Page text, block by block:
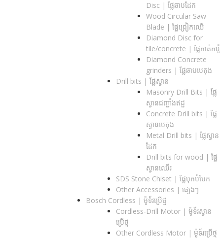
Disc | ផ្លែឆាបដែក
Wood Circular Saw
Blade | ផ្លែជ្រៀកឈើ
Diamond Disc for
tile/concrete​ | ផ្លែកាត់ការ៉ូ
Diamond Concrete
grinders | ផ្លែឆាបបេតុង
Drill bits |​ ផ្លែស្វាន
Masonry Drill Bits |​ ផ្លែ
ស្វានជញ្ជាំងឥដ្ឋ
Concrete Drill bits |​ ផ្លែ
ស្វានបេតុង
Metal Drill bits |​ ផ្លែស្វាន
ដែក
Drill bits for wood |​ ផ្លែ
ស្វានឈើរ
SDS Stone Chiset |​ ផ្លែបុកបំបែក
Other Accessories | ផ្សេងៗ
Bosch Cordless | ម៉ូទ័រប្រើថ្ម
Cordless-Drill Motor | ម៉ូទ័រស្វាន
ប្រើថ្ម
Other Cordless Motor | ម៉ូទ័រប្រើថ្ម